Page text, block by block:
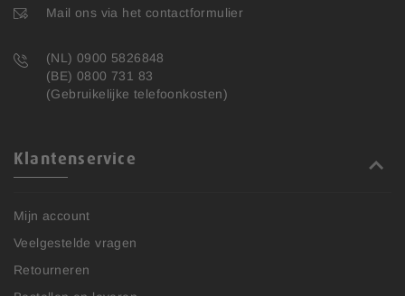
Mail ons via het contactformulier
(NL) 0900 5826848
(BE) 0800 731 83
(Gebruikelijke telefoonkosten)
Klantenservice
Mijn account
Veelgestelde vragen
Retourneren